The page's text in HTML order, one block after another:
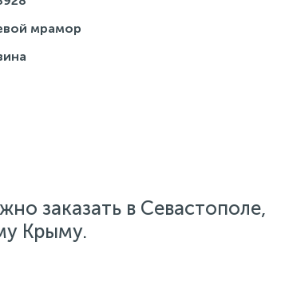
мрамор
заказать в Севастополе,
Крыму.